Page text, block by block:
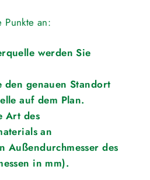
an:
werden Sie
den genauen Standort
auf dem Plan.
Art des
an
Außendurchmesser des
in mm).